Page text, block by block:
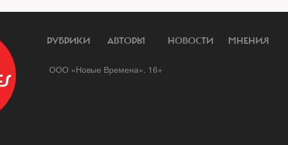
РУБРИКИ АВТОРЫ НОВОСТИ МНЕНИЯ
ООО «Новые Времена». 16+